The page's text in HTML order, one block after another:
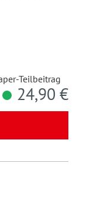
Teilbeitrag
24,90 €